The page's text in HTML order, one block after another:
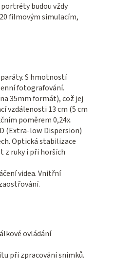
budou vždy
filmovým simulacím,
S hmotností
fotografování.
35mm formát), což jej
vzdálenosti 13 cm (5 cm
poměrem 0,24x.
(Extra-low Dispersion)
Optická stabilizace
z ruky i při horších
videa. Vnitřní
ovládání
při zpracování snímků.